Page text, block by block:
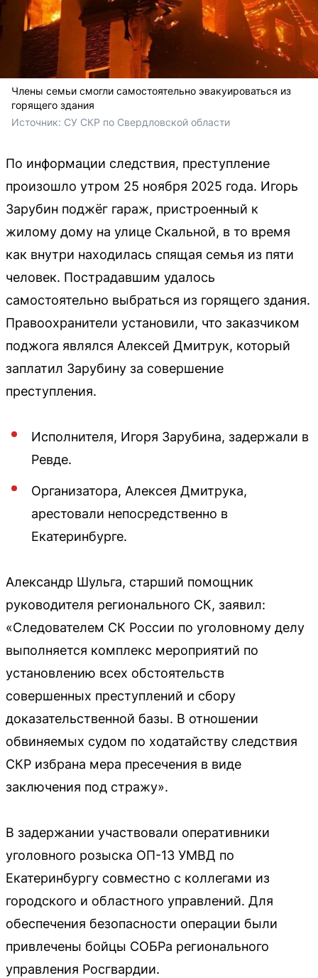
Члены семьи смогли самостоятельно эвакуироваться из
горящего здания
Источник: СУ СКР по Свердловской области
По информации следствия, преступление
произошло утром 25 ноября 2025 года. Игорь
Зарубин поджёг гараж, пристроенный к
жилому дому на улице Скальной, в то время
как внутри находилась спящая семья из пяти
человек. Пострадавшим удалось
самостоятельно выбраться из горящего здания.
Правоохранители установили, что заказчиком
поджога являлся Алексей Дмитрук, который
заплатил Зарубину за совершение
преступления.
Исполнителя, Игоря Зарубина, задержали в
Ревде.
Организатора, Алексея Дмитрука,
арестовали непосредственно в
Екатеринбурге.
Александр Шульга, старший помощник
руководителя регионального СК, заявил:
«Следователем СК России по уголовному делу
выполняется комплекс мероприятий по
установлению всех обстоятельств
совершенных преступлений и сбору
доказательственной базы. В отношении
обвиняемых судом по ходатайству следствия
СКР избрана мера пресечения в виде
заключения под стражу».
В задержании участвовали оперативники
уголовного розыска ОП-13 УМВД по
Екатеринбургу совместно с коллегами из
городского и областного управлений. Для
обеспечения безопасности операции были
привлечены бойцы СОБРа регионального
управления Росгвардии.